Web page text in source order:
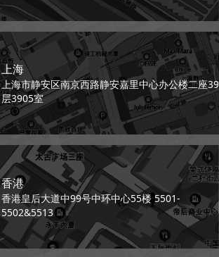
上海
上海市静安区南京西路静安嘉里中心办公楼二座39
层3905室
香港
香港皇后大道中99号中环中心55楼 5501-
5502&5513